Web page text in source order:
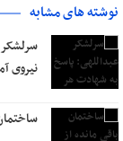
نوشته های مشابه
نیروی